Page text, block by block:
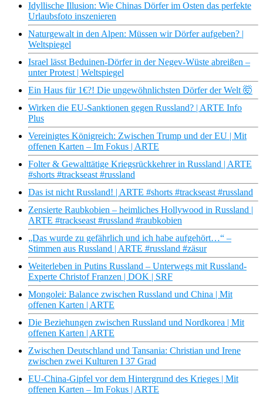
Idyllische Illusion: Wie Chinas Dörfer im Osten das perfekte
Urlaubsfoto inszenieren
Naturgewalt in den Alpen: Müssen wir Dörfer aufgeben? |
Weltspiegel
Israel lässt Beduinen-Dörfer in der Negev-Wüste abreißen –
unter Protest | Weltspiegel
Ein Haus für 1€?! Die ungewöhnlichsten Dörfer der Welt 🤯
Wirken die EU-Sanktionen gegen Russland? | ARTE Info
Plus
Vereinigtes Königreich: Zwischen Trump und der EU | Mit
offenen Karten – Im Fokus | ARTE
Folter & Gewalttätige Kriegsrückkehrer in Russland | ARTE
#shorts #trackseast #russland
Das ist nicht Russland! | ARTE #shorts #trackseast #russland
Zensierte Raubkobien – heimliches Hollywood in Russland |
ARTE #trackseast #russland #raubkobien
„Das wurde zu gefährlich und ich habe aufgehört…“ –
Stimmen aus Russland | ARTE #russland #zäsur
Weiterleben in Putins Russland – Unterwegs mit Russland-
Experte Christof Franzen | DOK | SRF
Mongolei: Balance zwischen Russland und China | Mit
offenen Karten | ARTE
Die Beziehungen zwischen Russland und Nordkorea | Mit
offenen Karten | ARTE
Zwischen Deutschland und Tansania: Christian und Irene
zwischen zwei Kulturen I 37 Grad
EU-China-Gipfel vor dem Hintergrund des Krieges | Mit
offenen Karten – Im Fokus | ARTE